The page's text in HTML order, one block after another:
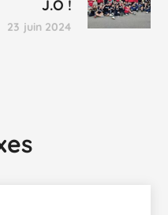
J.O !
23 juin 2024